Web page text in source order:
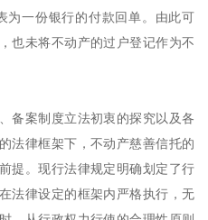
为一份银行的付款回单。由此可
也未将不动产的过户登记作为不
备案制度立法初衷的探究以及各
法律框架下，不动产慈善信托的
提。现行法律规定明确划定了行
法律设定的框架内严格执行，无